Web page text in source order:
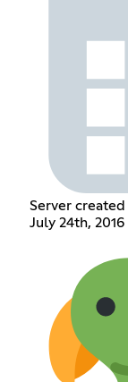
Server created
July 24th, 2016